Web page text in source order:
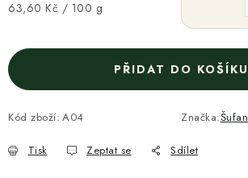
Měrná cena:
63,60 Kč / 100 g
PŘIDAT DO KOŠÍKU
Kód zboží: A04 Značka:Šufan
Tisk Zeptat se Sdílet